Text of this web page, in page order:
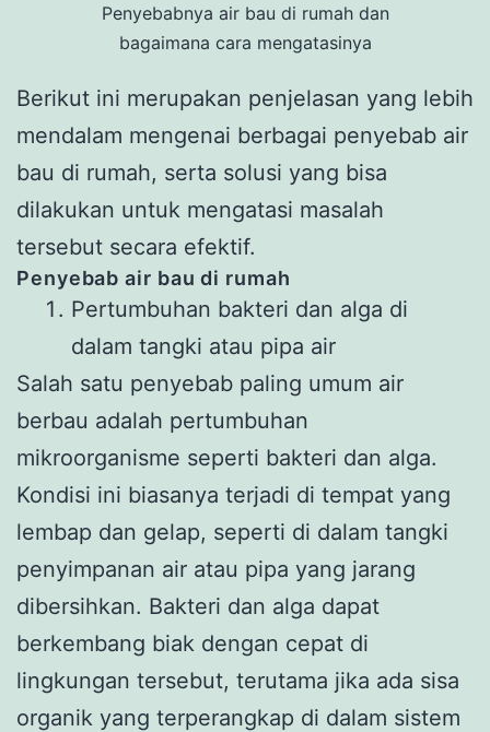
Penyebabnya air bau di rumah dan
bagaimana cara mengatasinya
Berikut ini merupakan penjelasan yang lebih
mendalam mengenai berbagai penyebab air
bau di rumah, serta solusi yang bisa
dilakukan untuk mengatasi masalah
tersebut secara efektif.
Penyebab air bau di rumah
Pertumbuhan bakteri dan alga di
dalam tangki atau pipa air
Salah satu penyebab paling umum air
berbau adalah pertumbuhan
mikroorganisme seperti bakteri dan alga.
Kondisi ini biasanya terjadi di tempat yang
lembap dan gelap, seperti di dalam tangki
penyimpanan air atau pipa yang jarang
dibersihkan. Bakteri dan alga dapat
berkembang biak dengan cepat di
lingkungan tersebut, terutama jika ada sisa
organik yang terperangkap di dalam sistem